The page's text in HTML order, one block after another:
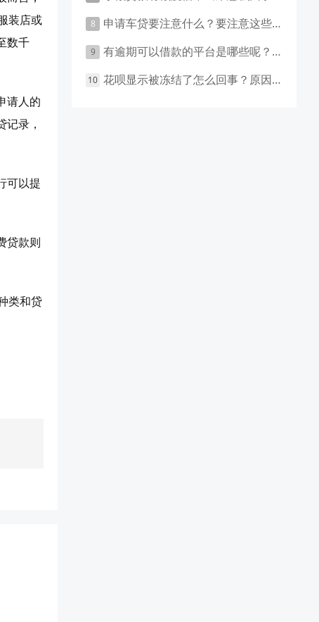
装店或
数千
请人的
录，
可以提
贷款则
类和贷
申请车贷要注意什么？要注意这些事项！
有逾期可以借款的平台是哪些呢？主要有这些平台！
花呗显示被冻结了怎么回事？原因和应对措施盘点！